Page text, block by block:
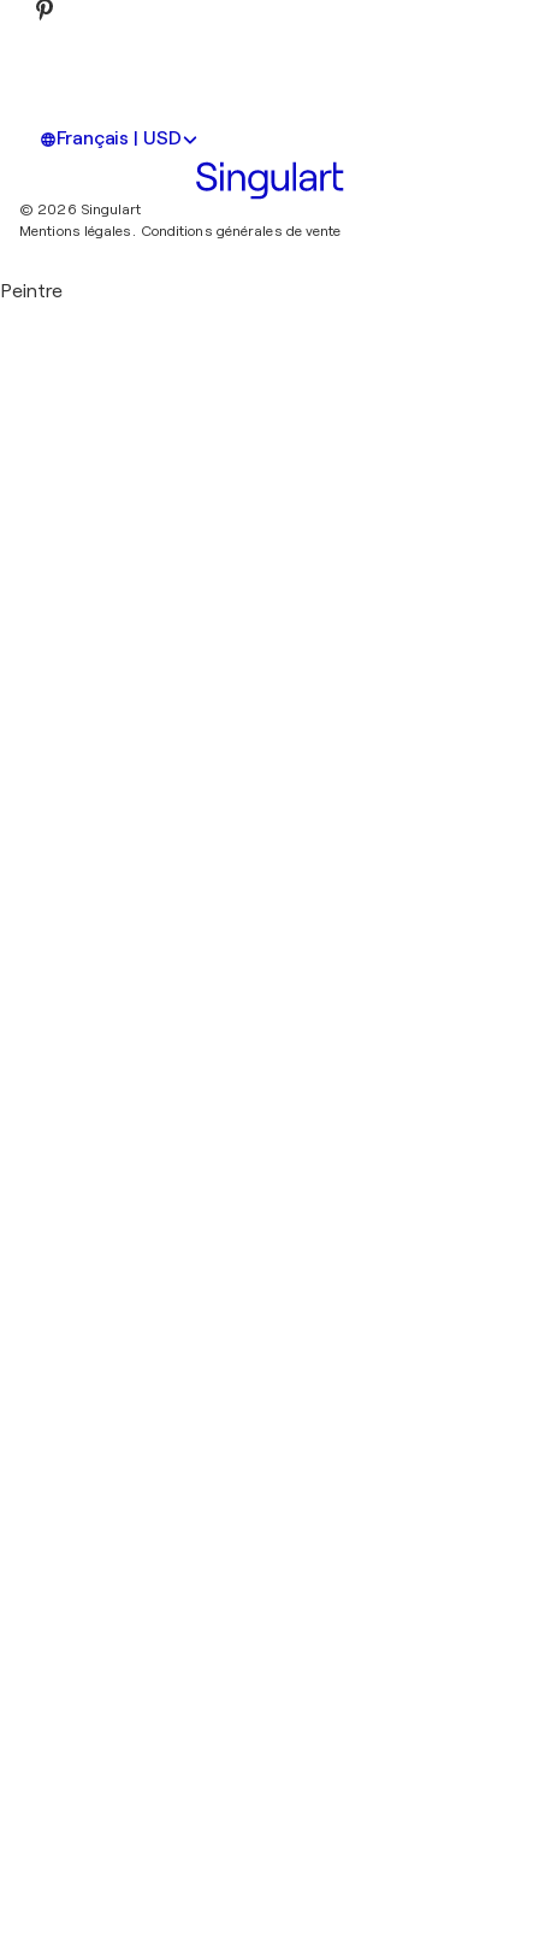
Français | USD
© 2026 Singulart
Mentions légales. Conditions générales de vente
Peintre